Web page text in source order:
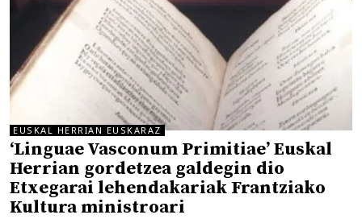
EUSKAL HERRIAN EUSKARAZ
‘Linguae Vasconum Primitiae’ Euskal
Herrian gordetzea galdegin dio
Etxegarai lehendakariak Frantziako
Kultura ministroari